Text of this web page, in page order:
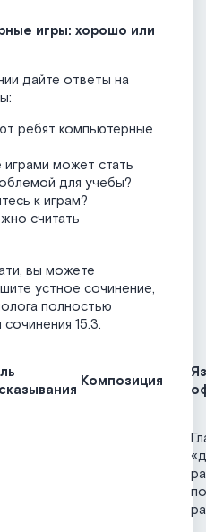
игры: хорошо или
дайте ответы на
ребят компьютерные
играми может стать
для учебы?
к играм?
считать
вы можете
устное сочинение,
полностью
15.3.
Композиция